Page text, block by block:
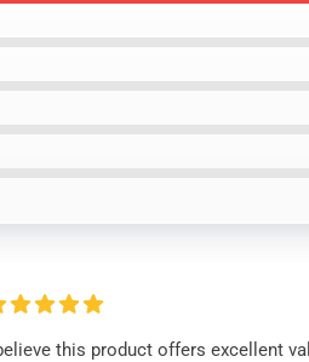
this product offers excellent